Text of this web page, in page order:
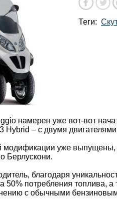
Теги:
намерен уже вот-вот
– с двумя двигателями
модификации уже
Берлускони.
благодаря
50% потребления топлива,
с обычными